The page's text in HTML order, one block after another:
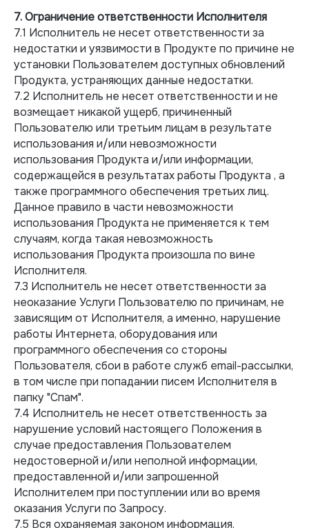
7. Ограничение ответственности Исполнителя
7.1 Исполнитель не несет ответственности за
недостатки и уязвимости в Продукте по причине не
установки Пользователем доступных обновлений
Продукта, устраняющих данные недостатки.
7.2 Исполнитель не несет ответственности и не
возмещает никакой ущерб, причиненный
Пользователю или третьим лицам в результате
использования и/или невозможности
использования Продукта и/или информации,
содержащейся в результатах работы Продукта , а
также программного обеспечения третьих лиц.
Данное правило в части невозможности
использования Продукта не применяется к тем
случаям, когда такая невозможность
использования Продукта произошла по вине
Исполнителя.
7.3 Исполнитель не несет ответственности за
неоказание Услуги Пользователю по причинам, не
зависящим от Исполнителя, а именно, нарушение
работы Интернета, оборудования или
программного обеспечения со стороны
Пользователя, сбои в работе служб email-рассылки,
в том числе при попадании писем Исполнителя в
папку "Спам".
7.4 Исполнитель не несет ответственность за
нарушение условий настоящего Положения в
случае предоставления Пользователем
недостоверной и/или неполной информации,
предоставленной и/или запрошенной
Исполнителем при поступлении или во время
оказания Услуги по Запросу.
7.5 Вся охраняемая законом информация,